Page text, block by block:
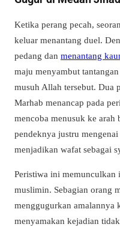
Ketika perang pecah,
keluar menantang duel.
pedang dan menantang
maju menyambut
musuh Allah tersebut. Dua
Marhab menancap pada
mencoba menusuk ke arah
pendeknya justru
menjadikan wafat sebagai
Peristiwa ini memunculkan
muslimin. Sebagian orang
menggugurkan amalannya
menyamakan kejadian